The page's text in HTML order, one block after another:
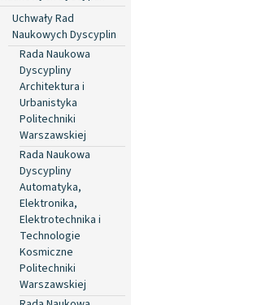
Uchwały Rad
Naukowych Dyscyplin
Rada Naukowa
Dyscypliny
Architektura i
Urbanistyka
Politechniki
Warszawskiej
Rada Naukowa
Dyscypliny
Automatyka,
Elektronika,
Elektrotechnika i
Technologie
Kosmiczne
Politechniki
Warszawskiej